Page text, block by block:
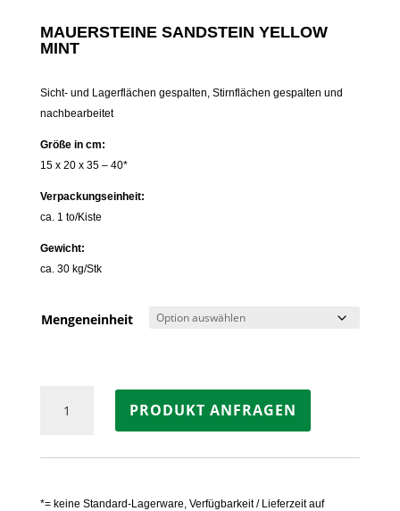
MAUERSTEINE SANDSTEIN YELLOW
MINT
Sicht- und Lagerflächen gespalten, Stirnflächen gespalten und
nachbearbeitet
Größe in cm:
15 x 20 x 35 – 40*
Verpackungseinheit:
ca. 1 to/Kiste
Gewicht:
ca. 30 kg/Stk
Mengeneinheit
Sandstein
MINT
PRODUKT ANFRAGEN
*= keine Standard-Lagerware, Verfügbarkeit / Lieferzeit auf